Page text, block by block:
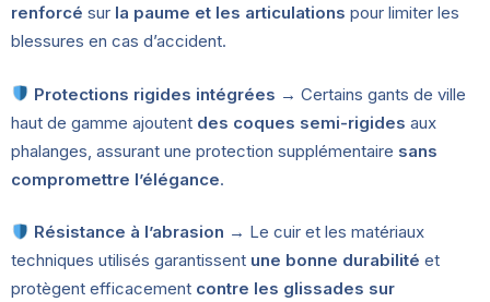
renforcé sur la paume et les articulations pour limiter les
blessures en cas d’accident.
Protections rigides intégrées → Certains gants de ville
haut de gamme ajoutent des coques semi-rigides aux
phalanges, assurant une protection supplémentaire sans
compromettre l’élégance.
Résistance à l’abrasion → Le cuir et les matériaux
techniques utilisés garantissent une bonne durabilité et
protègent efficacement contre les glissades sur